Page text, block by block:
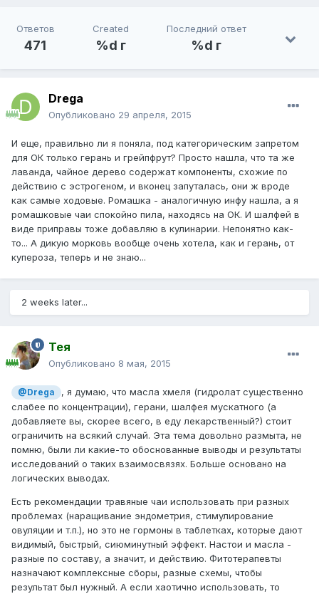
Ответов
471
Created
%d г
Последний ответ
%d г
Drega
Опубликовано 29 апреля, 2015
И еще, правильно ли я поняла, под категорическим запретом
для ОК только герань и грейпфрут? Просто нашла, что та же
лаванда, чайное дерево содержат компоненты, схожие по
действию с эстрогеном, и вконец запуталась, они ж вроде
как самые ходовые. Ромашка - аналогичную инфу нашла, а я
ромашковые чаи спокойно пила, находясь на ОК. И шалфей в
виде приправы тоже добавляю в кулинарии. Непонятно как-
то... А дикую морковь вообще очень хотела, как и герань, от
купероза, теперь и не знаю...
2 weeks later...
Тея
Опубликовано 8 мая, 2015
@Drega
, я думаю, что масла хмеля (гидролат существенно
слабее по концентрации), герани, шалфея мускатного (а
добавляете вы, скорее всего, в еду лекарственный?) стоит
ограничить на всякий случай. Эта тема довольно размыта, не
помню, были ли какие-то обоснованные выводы и результаты
исследований о таких взаимосвязях. Больше основано на
логических выводах.
Есть рекомендации травяные чаи использовать при разных
проблемах (наращивание эндометрия, стимулирование
овуляции и т.п.), но это не гормоны в таблетках, которые дают
видимый, быстрый, сиюминутный эффект. Настои и масла -
разные по составу, а значит, и действию. Фитотерапевты
назначают комплексные сборы, разные схемы, чтобы
результат был нужный. А если хаотично использовать, то